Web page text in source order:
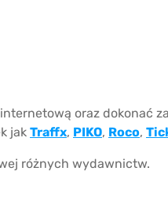
internetową oraz dokonać
jak Traffx, PIKO, Roco,
różnych wydawnictw.